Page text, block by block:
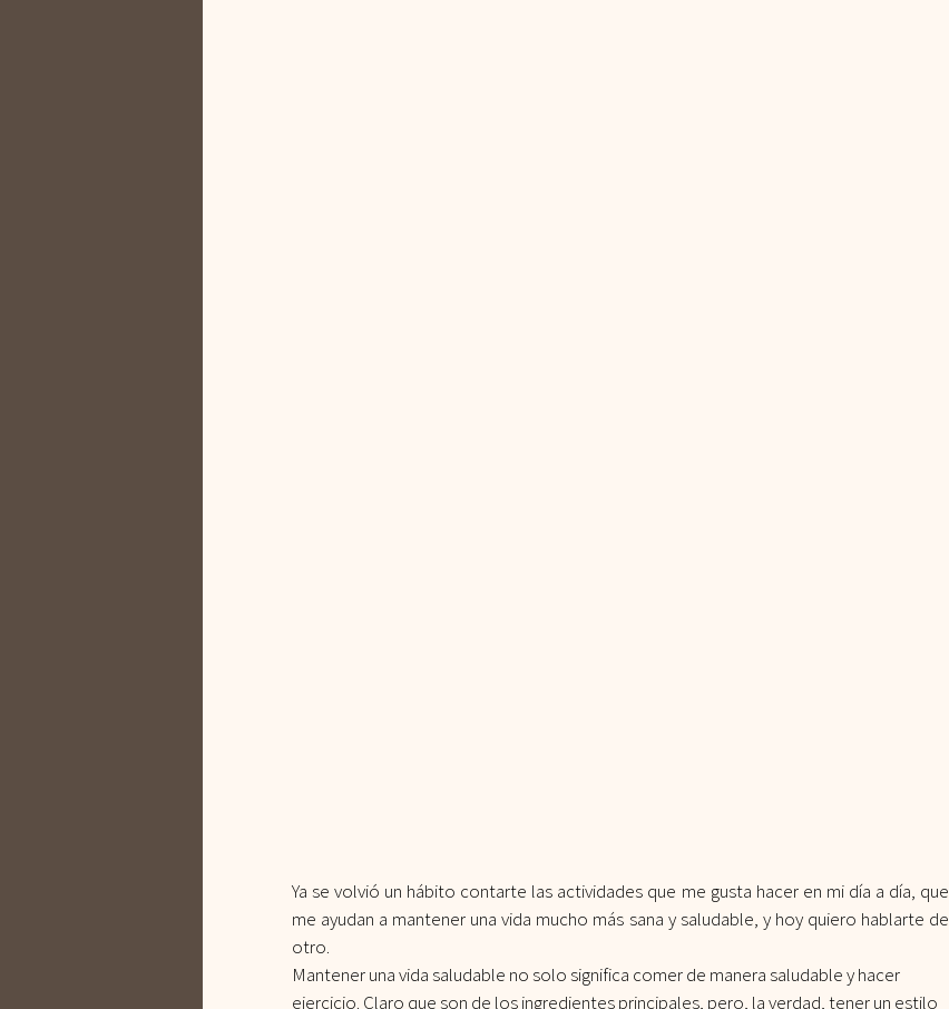
Ya se volvió un hábito contarte las actividades que me gusta hacer en mi día a día, que
me ayudan a mantener una vida mucho más sana y saludable, y hoy quiero hablarte de
otro.
Mantener una vida saludable no solo significa comer de manera saludable y hacer
ejercicio. Claro que son de los ingredientes principales, pero, la verdad, tener un estilo